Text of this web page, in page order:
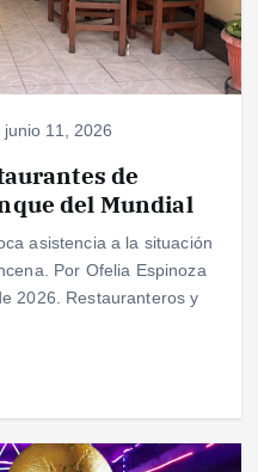
junio 11, 2026
de
del Mundial
asistencia a la situación
Por Ofelia Espinoza
2026. Restauranteros y